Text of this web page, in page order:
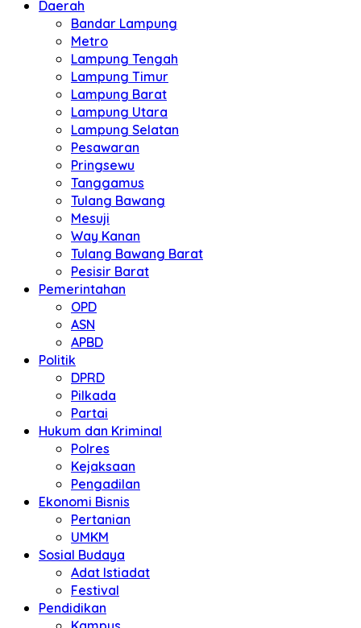
Daerah
Bandar Lampung
Metro
Lampung Tengah
Lampung Timur
Lampung Barat
Lampung Utara
Lampung Selatan
Pesawaran
Pringsewu
Tanggamus
Tulang Bawang
Mesuji
Way Kanan
Tulang Bawang Barat
Pesisir Barat
Pemerintahan
OPD
ASN
APBD
Politik
DPRD
Pilkada
Partai
Hukum dan Kriminal
Polres
Kejaksaan
Pengadilan
Ekonomi Bisnis
Pertanian
UMKM
Sosial Budaya
Adat Istiadat
Festival
Pendidikan